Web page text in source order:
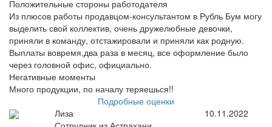
Положительные стороны работодателя
Из плюсов работы продавцом-консультантом в Рубль Бум могу
выделить свой коллектив, очень дружелюбные девочки,
приняли в команду, отстажировали и приняли как родную.
Выплаты вовремя,два раза в месяц, все оформление было
через головной офис, официально.
Негативные моменты
Много продукции, по началу теряешься!!
Подробные оценки
Лиза
10.11.2022